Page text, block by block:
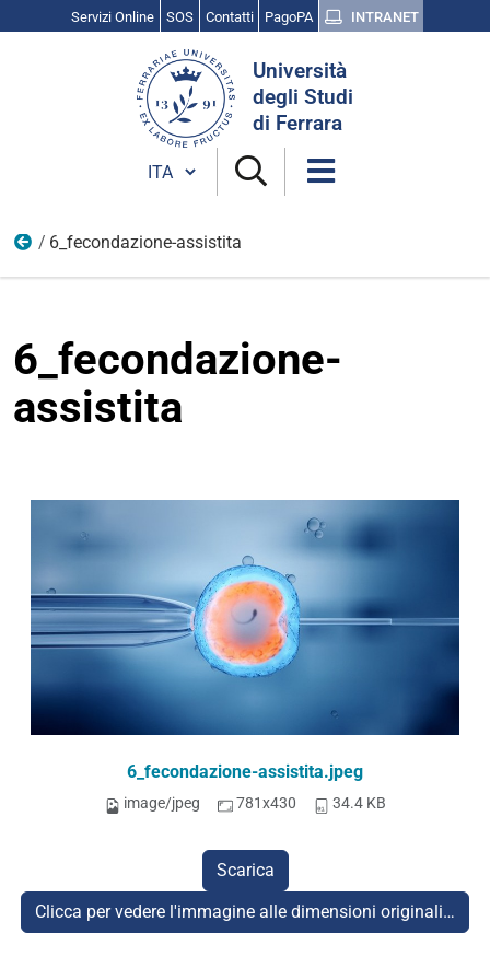
Servizi Online SOS Contatti PagoPA INTRANET
Università
degli Studi
di Ferrara
Cambia lingua
13
6_fecondazione-assistita
6_fecondazione-
assistita
6_fecondazione-assistita.jpeg
image/jpeg 781x430 34.4 KB
Scarica
Clicca per vedere l'immagine alle dimensioni originali…